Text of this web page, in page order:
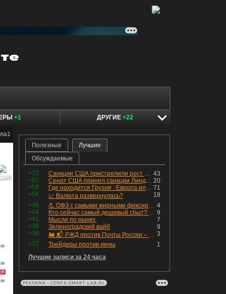
+1 ДРУГИЕ +22
Полезные
Лучшие
Обсуждаемые
+72 43
Санкции США пристрелили рост акций в России
+62
20
Сенат США принял санкции Линдси Грэма против России
+59
71
Где находится Грузия : Европа или Азия
+56
18
📈 Валюта развернулась?
+46
4
💪 ОФЗ с самыми жирными фиксированными купонами
+44
9
Кто сейчас самый дешевый сбыт? Сводный пост по сбытовым компаниям по отчетам РСБУ за Q2 26г.
+41
7
Мысли по рынку.
+38
9
Зеленоградский вайб
+38
3
🚂 📬 РЖД против Почты России – Какие облигации выбрать?
+37
1
Трейдеры против иены
Лучшие записи за 24 часа
РЕКЛАМА • CONFA.SMART-LAB.RU